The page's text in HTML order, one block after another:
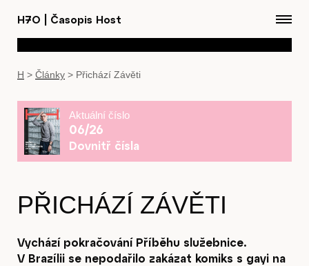
H7O Časopis Host
H > Články > Přichází Závěti
Aktuální číslo
06/26
Dovnitř čísla
PŘICHÁZÍ ZÁVĚTI
Vychází pokračování Příběhu služebnice.
V Brazílii se nepodařilo zakázat komiks s gayi na